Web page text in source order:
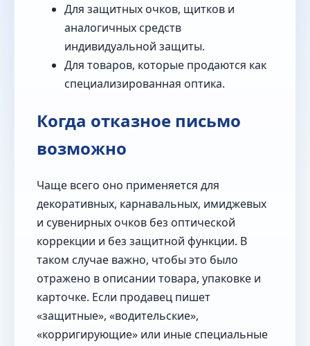
Для защитных очков, щитков и
аналогичных средств
индивидуальной защиты.
Для товаров, которые продаются как
специализированная оптика.
Когда отказное письмо
возможно
Чаще всего оно применяется для
декоративных, карнавальных, имиджевых
и сувенирных очков без оптической
коррекции и без защитной функции. В
таком случае важно, чтобы это было
отражено в описании товара, упаковке и
карточке. Если продавец пишет
«защитные», «водительские»,
«корригирующие» или иные специальные